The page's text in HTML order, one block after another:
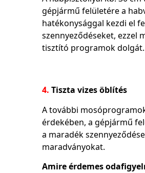
gépjármű felületére a
hatékonysággal kezdi el
szennyeződéseket, ezzel
tisztító programok dolgát.
4. Tiszta vizes öblítés
A további
érdekében, a gépjármű
a maradék
maradványokat.
Amire érdemes